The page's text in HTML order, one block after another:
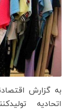
به گزارش
اتحادیه